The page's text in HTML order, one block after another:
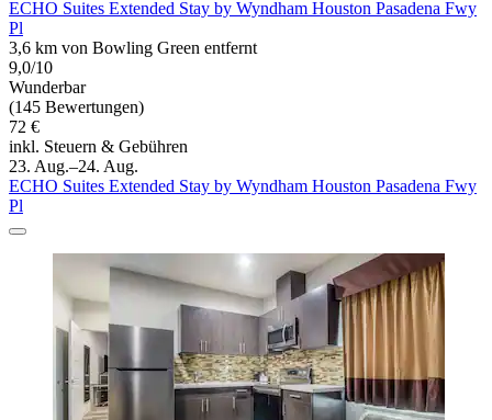
ECHO Suites Extended Stay by Wyndham Houston Pasadena Fwy
Pl
3,6 km von Bowling Green entfernt
9,0/10
Wunderbar
(145 Bewertungen)
72 €
inkl. Steuern & Gebühren
23. Aug.–24. Aug.
ECHO Suites Extended Stay by Wyndham Houston Pasadena Fwy
Pl